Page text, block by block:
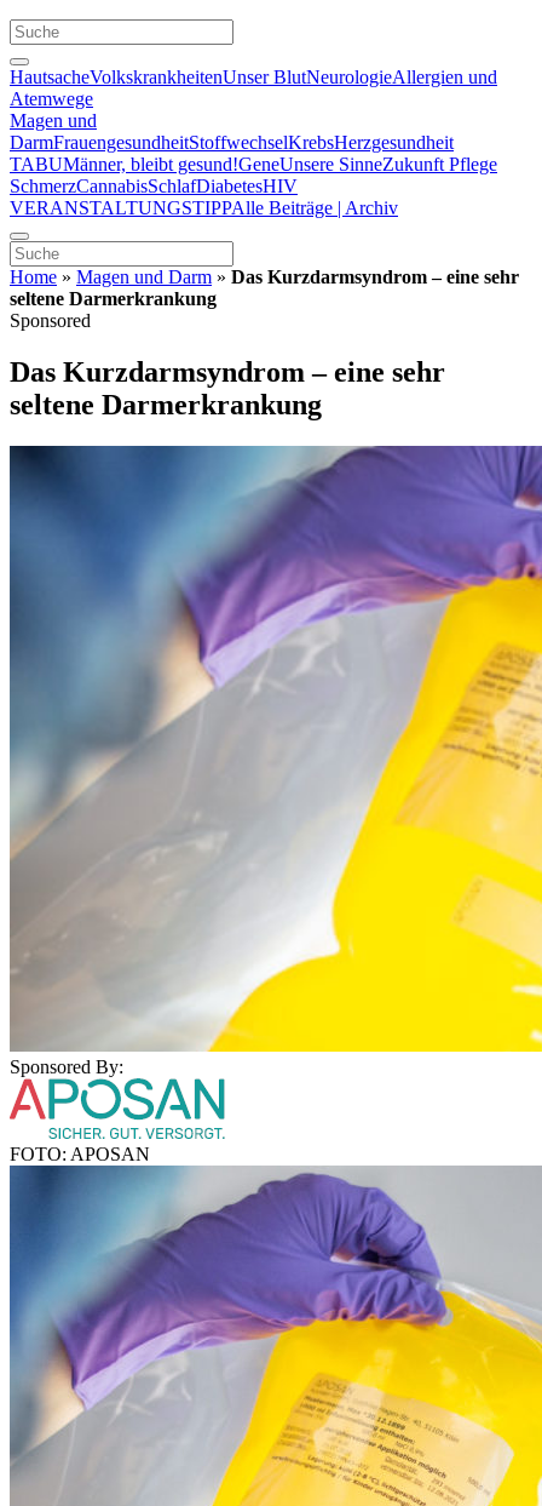
HautsacheVolkskrankheitenUnser BlutNeurologieAllergien und
Atemwege
Magen und
DarmFrauengesundheitStoffwechselKrebsHerzgesundheit
TABUMänner, bleibt gesund!GeneUnsere SinneZukunft Pflege
SchmerzCannabisSchlafDiabetesHIV
VERANSTALTUNGSTIPPAlle Beiträge | Archiv
Home » Magen und Darm » Das Kurzdarmsyndrom – eine sehr
seltene Darmerkrankung
Sponsored
Das Kurzdarmsyndrom – eine sehr
seltene Darmerkrankung
Sponsored By:
FOTO: APOSAN